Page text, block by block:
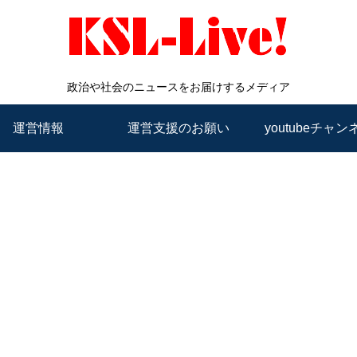
政治や社会のニュースをお届けするメディア
運営情報 運営支援のお願い youtubeチャン